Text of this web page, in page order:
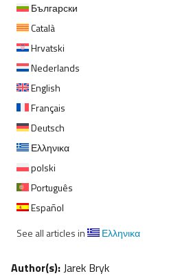
Български
Català
Hrvatski
Nederlands
English
Français
Deutsch
Ελληνικα
polski
Português
Español
See all articles in
Ελληνικα
Author(s):Jarek Bryk